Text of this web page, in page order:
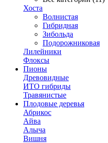
Хоста
Волнистая
Гибридная
Зибольда
Подорожниковая
Лилейники
Флоксы
Пионы
Древовидные
ИТО гибриды
Травянистые
Плодовые деревья
Абрикос
Айва
Алыча
Вишня